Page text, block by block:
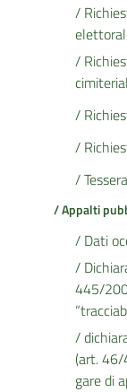
/
/
/
/
/
/ Appalti
/ Dati
/
445/
/
(art.
gare di